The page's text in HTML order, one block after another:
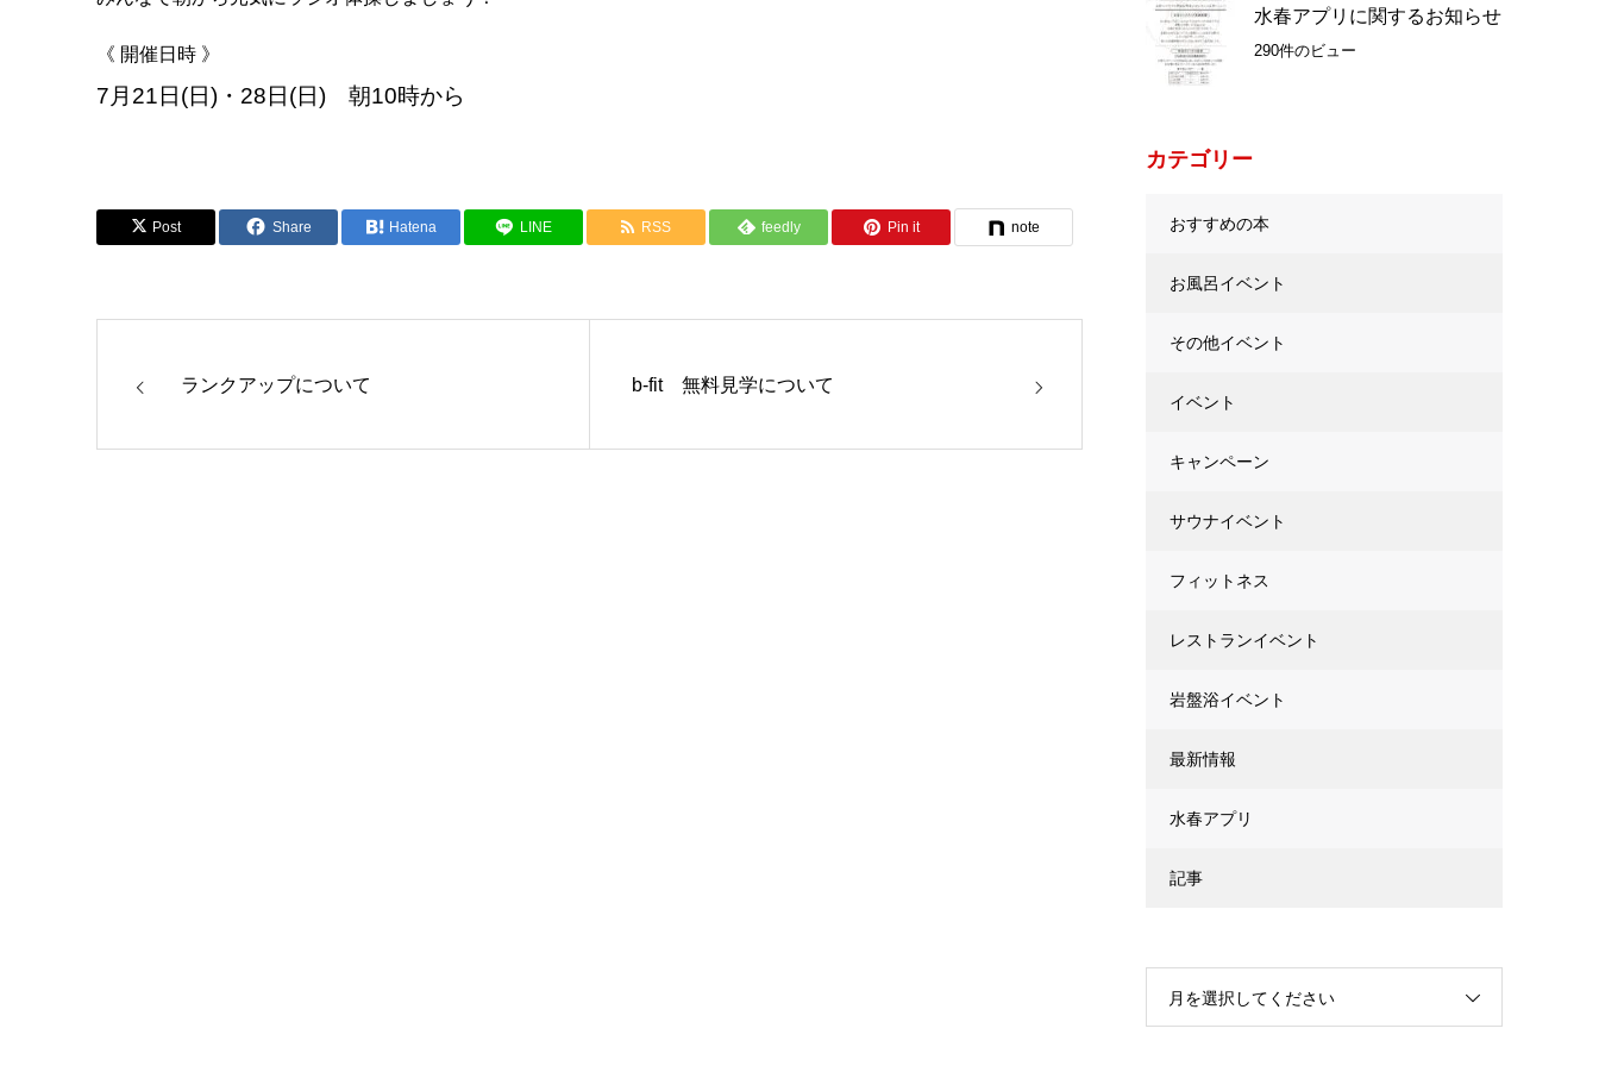
《 開催日時 》
7月21日(日)・28日(日) 朝10時から
Post Share Hatena LINE RSS feedly Pin it note
ランクアップについて b-fit 無料見学について
水春アプリに関するお知らせ
290件のビュー
カテゴリー
おすすめの本
お風呂イベント
その他イベント
イベント
キャンペーン
サウナイベント
フィットネス
レストランイベント
岩盤浴イベント
最新情報
水春アプリ
記事
月を選択してください